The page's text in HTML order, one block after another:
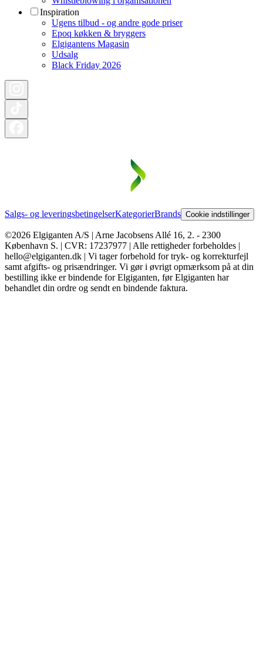
Inspiration
Ugens tilbud - og andre gode priser
Epoq køkken & bryggers
Elgigantens Magasin
Udsalg
Black Friday 2026
Salgs- og leveringsbetingelserKategorierBrands Cookie indstillinger
©2026 Elgiganten A/S | Arne Jacobsens Allé 16, 2. - 2300
København S. | CVR: 17237977 | Alle rettigheder forbeholdes |
hello@elgiganten.dk | Vi tager forbehold for tryk- og korrekturfejl
samt afgifts- og prisændringer. Vi gør i øvrigt opmærksom på at din
bestilling ikke er bindende for Elgiganten, før Elgiganten har
behandlet din ordre og sendt en bindende faktura.